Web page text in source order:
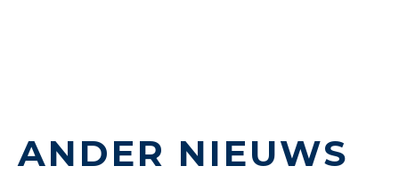
ANDER NIEUWS